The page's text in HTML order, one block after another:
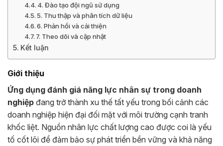
4. Đào tạo đội ngũ sử dụng
5. Thu thập và phân tích dữ liệu
6. Phản hồi và cải thiện
7. Theo dõi và cập nhật
Kết luận
Giới thiệu
Ứng dụng đánh giá năng lực nhân sự trong doanh
nghiệp đang trở thành xu thế tất yếu trong bối cảnh các
doanh nghiệp hiện đại đối mặt với môi trường cạnh tranh
khốc liệt. Nguồn nhân lực chất lượng cao được coi là yếu
tố cốt lõi để đảm bảo sự phát triển bền vững và khả năng